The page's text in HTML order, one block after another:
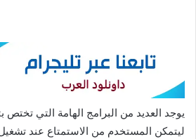
يوجد العديد من البرامج الهامة التي تختص
ليتمكن المستخدم من الاستمتاع عند